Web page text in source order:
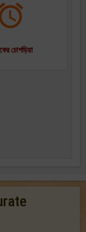
চোগড়িয়া